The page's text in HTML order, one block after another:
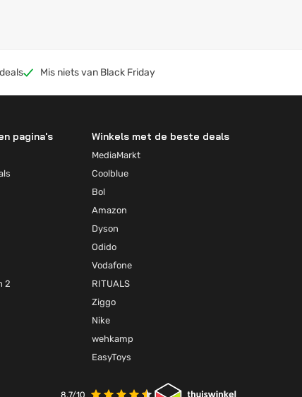
Mis niets van Black Friday
pagina's
2
Winkels met de beste deals
MediaMarkt
Coolblue
Bol
Amazon
Dyson
Odido
Vodafone
RITUALS
Ziggo
Nike
wehkamp
EasyToys
8.7/10